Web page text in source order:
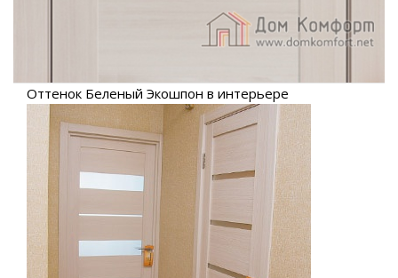
Оттенок Беленый Экошпон в интерьере